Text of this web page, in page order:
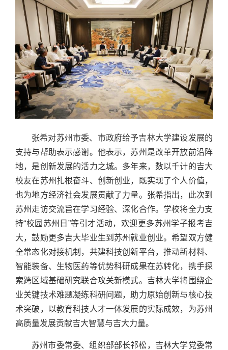
张希对苏州市委、市政府给予吉林大学建设发展的
支持与帮助表示感谢。他表示，苏州是改革开放前沿阵
地，是创新发展的活力之城。多年来，数以千计的吉大
校友在苏州扎根奋斗、创新创业，既实现了个人价值，
也为地方经济社会发展贡献了力量。张希指出，此次到
苏州走访交流旨在学习经验、深化合作。学校将全力支
持“校园苏州日”等引才活动，欢迎更多苏州学子报考吉
大，鼓励更多吉大毕业生到苏州就业创业。希望双方健
全常态化对接机制，共建科技创新平台，推动新材料、
智能装备、生物医药等优势科研成果在苏转化，携手探
索跨区域基础研究联合攻关新模式。吉林大学将围绕企
业关键技术难题凝练科研问题，助力原始创新与核心技
术突破，以教育科技人才一体发展的实际成效，为苏州
高质量发展贡献吉大智慧与吉大力量。
苏州市委常委、组织部部长祁松，吉林大学党委常